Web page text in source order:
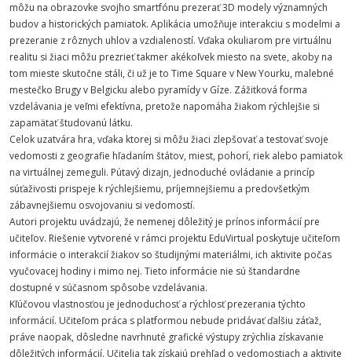
môžu na obrazovke svojho smartfónu prezerať 3D modely významných
budov a historických pamiatok. Aplikácia umožňuje interakciu s modelmi a
prezeranie z rôznych uhlov a vzdialeností. Vďaka okuliarom pre virtuálnu
realitu si žiaci môžu prezrieť takmer akékoľvek miesto na svete, akoby na
tom mieste skutočne stáli, či už je to Time Square v New Yourku, malebné
mestečko Brugy v Belgicku alebo pyramídy v Gíze. Zážitková forma
vzdelávania je veľmi efektívna, pretože napomáha žiakom rýchlejšie si
zapamätať študovanú látku.
Celok uzatvára hra, vďaka ktorej si môžu žiaci zlepšovať a testovať svoje
vedomosti z geografie hľadaním štátov, miest, pohorí, riek alebo pamiatok
na virtuálnej zemeguli. Pútavý dizajn, jednoduché ovládanie a princíp
súťaživosti prispeje k rýchlejšiemu, príjemnejšiemu a predovšetkým
zábavnejšiemu osvojovaniu si vedomostí.
Autori projektu uvádzajú, že nemenej dôležitý je prínos informácií pre
učiteľov. Riešenie vytvorené v rámci projektu EduVirtual poskytuje učiteľom
informácie o interakcií žiakov so študijnými materiálmi, ich aktivite počas
vyučovacej hodiny i mimo nej. Tieto informácie nie sú štandardne
dostupné v súčasnom spôsobe vzdelávania.
Kľúčovou vlastnosťou je jednoduchosť a rýchlosť prezerania týchto
informácií. Učiteľom práca s platformou nebude pridávať ďalšiu záťaž,
práve naopak, dôsledne navrhnuté grafické výstupy zrýchlia získavanie
dôležitých informácií. Učitelia tak získajú prehľad o vedomostiach a aktivite